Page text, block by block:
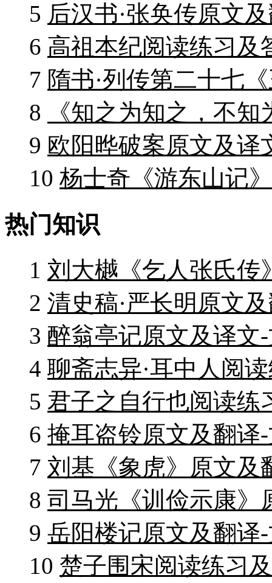
5 后汉书·张奂传原文
6 高祖本纪阅读练习及
7 隋书·列传第二十七
8
《知之为知之，不
9 欧阳晔破案原文及译
10 杨士奇《游东山记
热门知识
1 刘大樾《乞人张氏传
2 清史稿·严长明原文
3 醉翁亭记原文及译文
4 聊斋志异·耳中人阅
5 君子之自行也阅读练
6 掩耳盗铃原文及翻译
7 刘基《象虎》原文及
8 司马光《训俭示康》
9 岳阳楼记原文及翻译
10 楚子围宋阅读练习